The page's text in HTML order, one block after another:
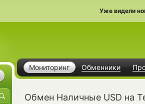
Уже видели
Мониторинг Обменники
Обмен Наличные USD на